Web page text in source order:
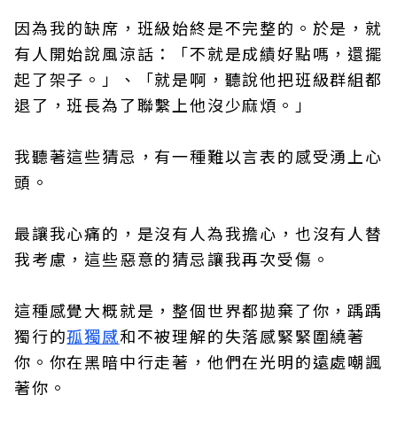
因為我的缺席，班級始終是不完整的。於是，就
有人開始說風涼話：「不就是成績好點嗎，還擺
起了架子。」、「就是啊，聽說他把班級群組都
退了，班長為了聯繫上他沒少麻煩。」
我聽著這些猜忌，有一種難以言表的感受湧上心
頭。
最讓我心痛的，是沒有人為我擔心，也沒有人替
我考慮，這些惡意的猜忌讓我再次受傷。
這種感覺大概就是，整個世界都拋棄了你，踽踽
獨行的孤獨感和不被理解的失落感緊緊圍繞著
你。你在黑暗中行走著，他們在光明的遠處嘲諷
著你。